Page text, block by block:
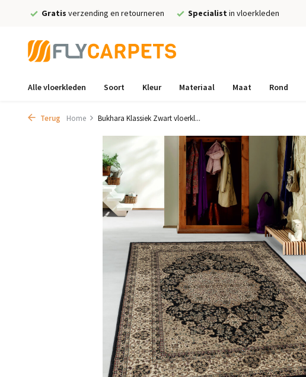
Gratis verzending en retourneren Specialist in vloerkleden
Alle vloerkleden Soort Kleur Materiaal Maat Rond
Terug Home Bukhara Klassiek Zwart vloerkl...